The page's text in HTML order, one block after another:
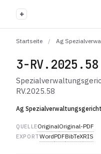
+
Startseite / Ag
3-RV.2025.58
RV.2025.58
Ag Spezialverwaltungsgericht
QUELLEOriginalOriginal-PDF
EXPORTWordPDFBibTeXRIS